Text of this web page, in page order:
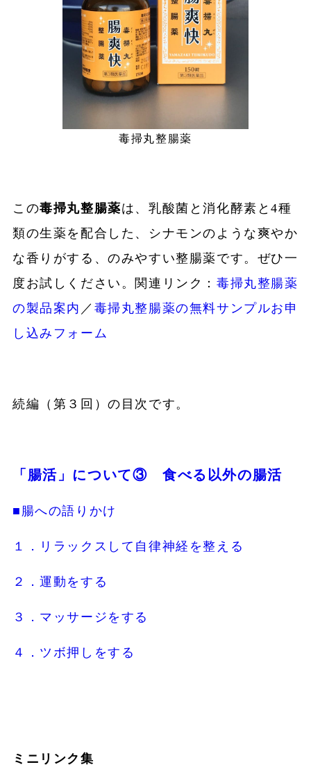
毒掃丸整腸薬
この毒掃丸整腸薬は、乳酸菌と消化酵素と4種
類の生薬を配合した、シナモンのような爽やか
な香りがする、のみやすい整腸薬です。ぜひ一
度お試しください。関連リンク： 毒掃丸整腸薬
の製品案内 ／ 毒掃丸整腸薬の無料サンプルお申
し込みフォーム
続編（第３回）の目次です。
「腸活」について③ 食べる以外の腸活
■腸への語りかけ
１．リラックスして自律神経を整える
２．運動をする
３．マッサージをする
４．ツボ押しをする
ミニリンク集